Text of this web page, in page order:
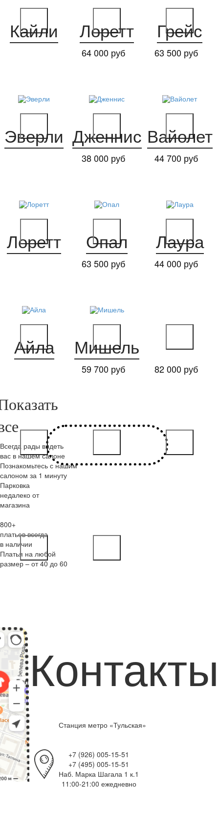
Кайли
64 000 руб
Лоретт
63 500 руб
Грейс
Эверли
38 000 руб
Дженнис
44 700 руб
Вайолет
Лоретт
63 500 руб
Опал
44 000 руб
Лаура
Айла
59 700 руб
Мишель
82 000 руб
Всегда рады видеть
вас в нашем салоне
Познакомьтесь с нашим
салоном за 1 минуту
Парковка
недалеко от
магазина
800+
платьев всегда
в наличии
Платья на любой
размер – от 40 до 60
Контакты
Станция метро «Тульская»
+7 (926) 005-15-51
+7 (495) 005-15-51
Наб. Марка Шагала 1 к.1
11:00-21:00 ежедневно